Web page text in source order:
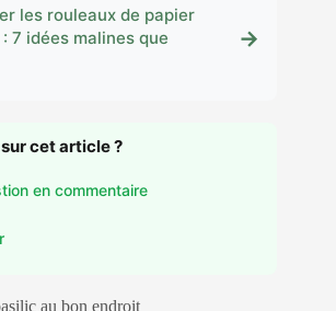
les rouleaux de papier
7 idées malines que
→
cet article ?
en commentaire
au bon endroit